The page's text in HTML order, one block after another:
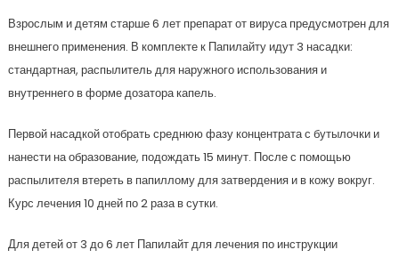
Взрослым и детям старше 6 лет препарат от вируса предусмотрен для
внешнего применения. В комплекте к Папилайту идут 3 насадки:
стандартная, распылитель для наружного использования и
внутреннего в форме дозатора капель.
Первой насадкой отобрать среднюю фазу концентрата с бутылочки и
нанести на образование, подождать 15 минут. После с помощью
распылителя втереть в папиллому для затвердения и в кожу вокруг.
Курс лечения 10 дней по 2 раза в сутки.
Для детей от 3 до 6 лет Папилайт для лечения по инструкции